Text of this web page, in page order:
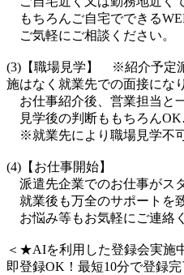
もちろんご自宅でできる
ご気軽にご相談ください。
(3)【職場見学】 ※紹介予定
施はなく就業先での面接にな
お仕事紹介後、営業担当と
見学後の判断ももちろん
※就業先により職場見学不
(4)【お仕事開始】
派遣先企業でのお仕事がス
就業後も万全のサポートを
お悩み等もお気軽にご連絡
＜★AIを利用した登録会実施
即登録OK！最短10分で登録完